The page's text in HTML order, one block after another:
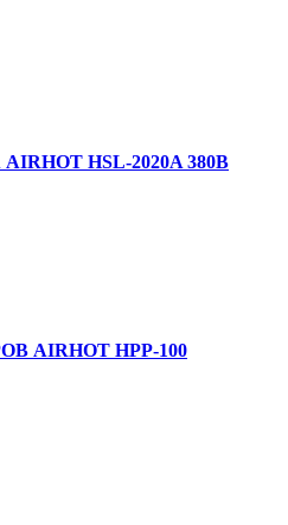
HSL-2020A 380В
AIRHOT HPP-100